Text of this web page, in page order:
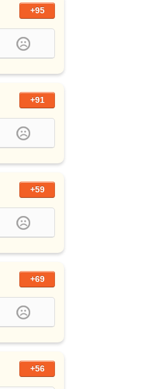
+95
+91
+59
+69
+56